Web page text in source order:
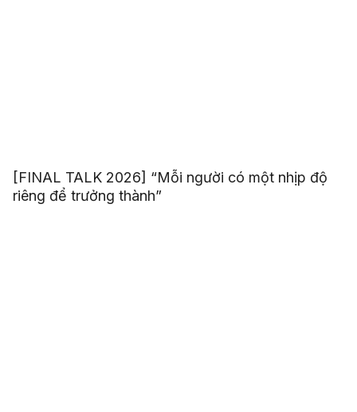
[FINAL TALK 2026] “Mỗi người có một nhịp độ
riêng để trưởng thành”